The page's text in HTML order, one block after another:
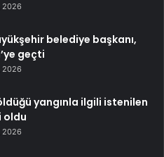
2026
belediye başkanı,
geçti
2026
yangınla ilgili istenilen
oldu
2026